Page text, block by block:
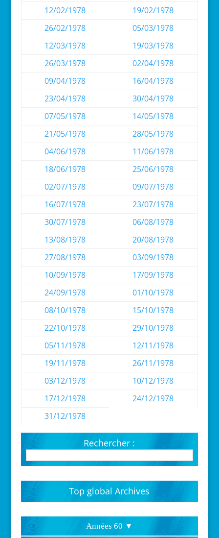
12/02/1978
19/02/1978
26/02/1978
05/03/1978
12/03/1978
19/03/1978
26/03/1978
02/04/1978
09/04/1978
16/04/1978
23/04/1978
30/04/1978
07/05/1978
14/05/1978
21/05/1978
28/05/1978
04/06/1978
11/06/1978
18/06/1978
25/06/1978
02/07/1978
09/07/1978
16/07/1978
23/07/1978
30/07/1978
06/08/1978
13/08/1978
20/08/1978
27/08/1978
03/09/1978
10/09/1978
17/09/1978
24/09/1978
01/10/1978
08/10/1978
15/10/1978
22/10/1978
29/10/1978
05/11/1978
12/11/1978
19/11/1978
26/11/1978
03/12/1978
10/12/1978
17/12/1978
24/12/1978
31/12/1978
Rechercher :
Top global Archives
Années 60 ▼